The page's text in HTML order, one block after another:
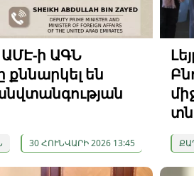
ի ԱԳՆ
են
30 ՀՈՒՆՎԱՐԻ 2026 13:45